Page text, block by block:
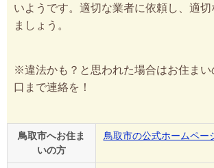
いようです。適切な業者に依頼し、適
ましょう。
※違法かも？と思われた場合はお住まい
口まで連絡を！
鳥取市へお住ま
いの方
鳥取市の公式ホームペー